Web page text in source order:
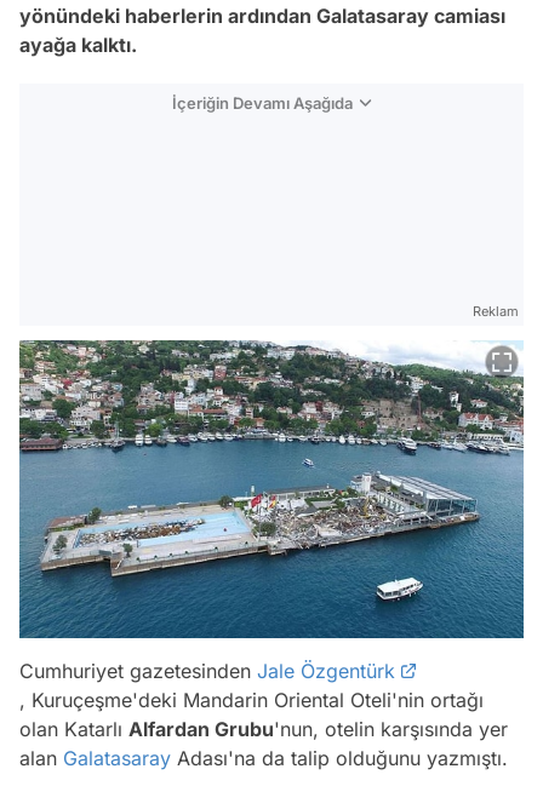
yönündeki haberlerin ardından Galatasaray camiası
ayağa kalktı.
İçeriğin Devamı Aşağıda
Reklam
Cumhuriyet gazetesinden Jale Özgentürk
, Kuruçeşme'deki Mandarin Oriental Oteli'nin ortağı
olan Katarlı Alfardan Grubu'nun, otelin karşısında yer
alan Galatasaray Adası'na da talip olduğunu yazmıştı.